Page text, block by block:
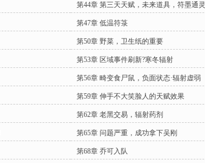
第44章 第三天天赋，未来道具，符墨通灵
第47章 低温符箓
第50章 野菜，卫生纸的重要
第53章 区域事件刷新?寒冬辐射
第56章 畸变食尸鼠，负面状态·辐射虚弱
第59章 伸手不大笑脸人的天赋效果
第62章 老黑交易，辐射药剂
第65章 问题严重，成功拿下吴刚
第68章 乔可入队